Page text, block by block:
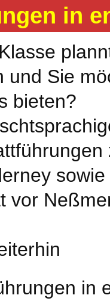
in
und Sie
bieten?
vor
in